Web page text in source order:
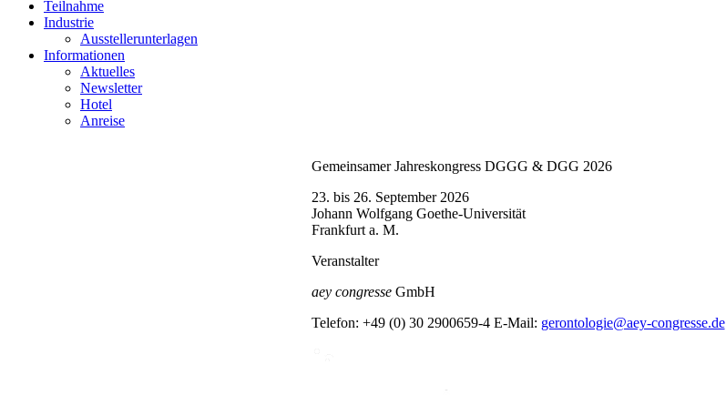
Teilnahme
Industrie
Ausstellerunterlagen
Informationen
Aktuelles
Newsletter
Hotel
Anreise
Gemeinsamer Jahreskongress DGGG & DGG 2026
23. bis 26. September 2026
Johann Wolfgang Goethe-Universität
Frankfurt a. M.
Veranstalter
aey congresseGmbH
Telefon: +49 (0) 30 2900659-4 E-Mail: gerontologie@aey-congresse.de